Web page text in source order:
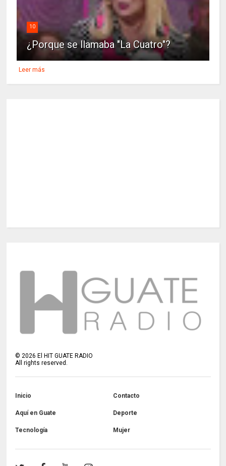
10
¿Porque se llamaba "La Cuatro"?
Leer más
©2026 El HIT GUATE RADIO
All rights reserved.
Inicio Contacto
Aquí en Guate Deporte
Tecnología Mujer